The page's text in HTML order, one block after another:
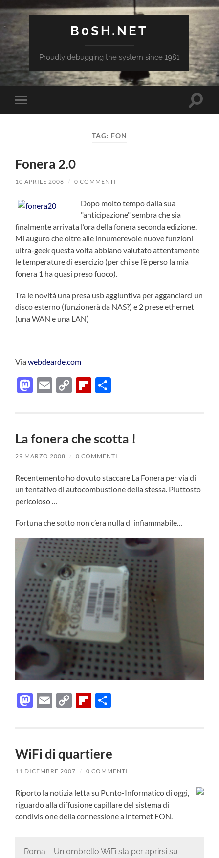
B0SH.NET
Proudly debugging the system since 1981
Attiva/disattiva
il
TAG: FON
Fonera 2.0
10 APRILE 2008 / 0 COMMENTI
Dopo molto tempo dalla sua
"anticipazione" sembra che sia
finalmente arrivata l’ora della fonera seconda edizione.
Mi auguro che oltre alle innumerevole nuove funzioni
ultra-geek questa volta abbiano valutato attentamente
le temperature di esercizio (per chi se l’è perso la mia
fonera 1 ha quasi preso fuoco).
Tra le novità una presa usb aggiuntiva per agganciarci un
disco esterno (funzionerà da NAS?) e 2 prese ethernet
(una WAN e una LAN)
Viawebdearde.com
Mastodon
EmailCopyFlipboard
La fonera che scotta !
29 MARZO 2008 / 0 COMMENTI
Recentemento ho dovuto staccare La Fonera per via di
un tentativo di autocombustione della stessa. Piuttosto
pericoloso …
Fortuna che sotto non c’era nulla di infiammabile…
Mastodon
EmailCopyFlipboard
WiFi di quartiere
11 DICEMBRE 2007 / 0 COMMENTI
Riporto la notizia letta su Punto-Informatico di oggi,
riguardo alla diffusione capillare del sistema di
condivisione della connessione a internet FON.
Roma – Un ombrello WiFi sta per aprirsi su